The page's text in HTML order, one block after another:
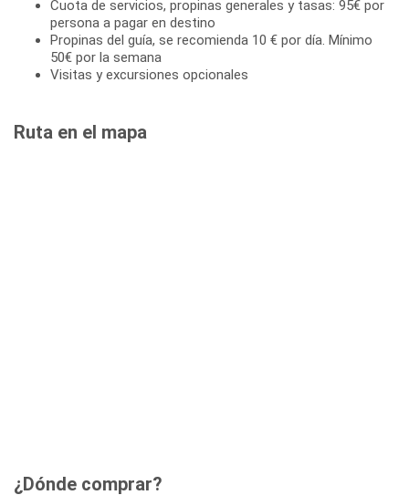
Cuota de servicios, propinas generales y tasas: 95€ por
persona a pagar en destino
Propinas del guía, se recomienda 10 € por día. Mínimo
50€ por la semana
Visitas y excursiones opcionales
Ruta en el mapa
¿Dónde comprar?